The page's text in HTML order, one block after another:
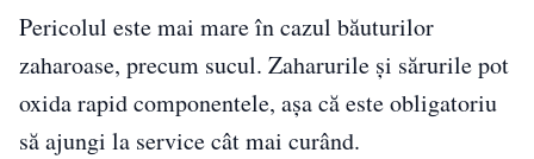
Pericolul este mai mare în cazul băuturilor
zaharoase, precum sucul. Zaharurile și sărurile pot
oxida rapid componentele, așa că este obligatoriu
să ajungi la service cât mai curând.